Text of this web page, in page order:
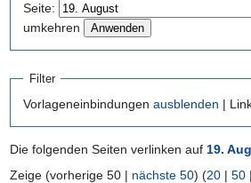
Seite:
umkehren
Filter
Vorlageneinbindungen ausblenden |
Die folgenden Seiten verlinken auf 19.
Zeige (vorherige 50 | nächste 50) (20 | 50